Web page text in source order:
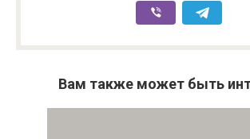
Вам также может быть